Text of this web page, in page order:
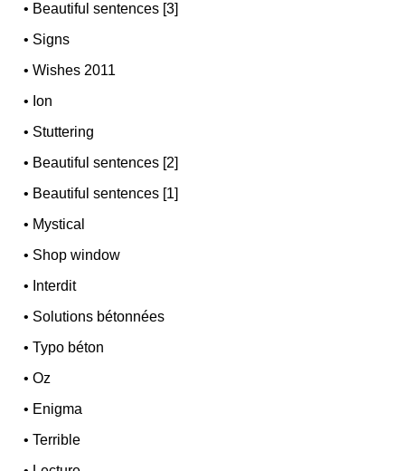
• Beautiful sentences [3]
• Signs
•Wishes 2011
• Ion
• Stuttering
• Beautiful sentences [2]
• Beautiful sentences [1]
• Mystical
• Shop window
• Interdit
• Solutions bétonnées
•Typo béton
•Oz
• Enigma
•Terrible